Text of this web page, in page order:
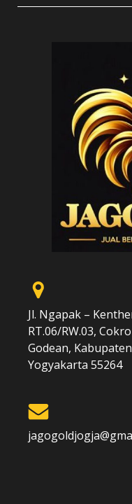
Jl. Ngapak –
RT.06/RW.03,
Godean,
Yogyakarta 55264